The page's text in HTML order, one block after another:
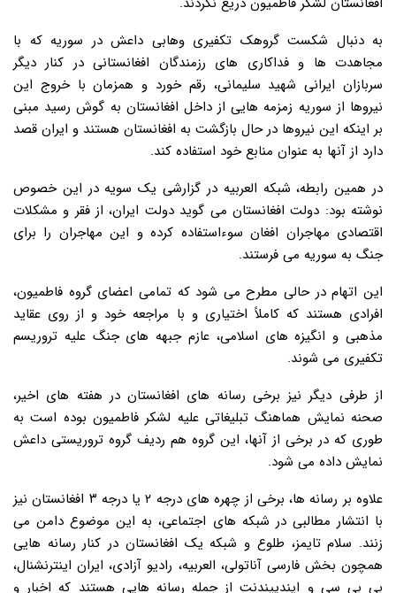
به دنبال شکست گروهک تکفیری وهابی داعش در سوریه که با
مجاهدت ها و فداکاری های رزمندگان افغانستانی در کنار دیگر
سربازان ایرانی شهید سلیمانی، رقم خورد و همزمان با خروج این
نیروها از سوریه زمزمه هایی از داخل افغانستان به گوش رسید مبنی
بر اینکه این نیروها در حال بازگشت به افغانستان هستند و ایران قصد
دارد از آنها به عنوان منابع خود استفاده کند.
در همین رابطه، شبکه العربیه در گزارشی یک سویه در این خصوص
نوشته بود: دولت افغانستان می گوید دولت ایران، از فقر و مشکلات
اقتصادی مهاجران افغان سوءاستفاده کرده و این مهاجران را برای
جنگ به سوریه می فرستند.
این اتهام در حالی مطرح می شود که تمامی اعضای گروه فاطمیون،
افرادی هستند که کاملاً اختیاری و با مراجعه خود و از روی عقاید
مذهبی و انگیزه های اسلامی، عازم جبهه های جنگ علیه تروریسم
تکفیری می شوند.
از طرفی دیگر نیز برخی رسانه های افغانستان در هفته های اخیر،
صحنه نمایش هماهنگ تبلیغاتی علیه لشکر فاطمیون بوده است به
طوری که در برخی از آنها، این گروه هم ردیف گروه تروریستی داعش
نمایش داده می شود.
علاوه بر رسانه ها، برخی از چهره های درجه ۲ یا درجه ۳ افغانستان نیز
با انتشار مطالبی در شبکه های اجتماعی، به این موضوع دامن می
زنند. سلام تایمز، طلوع و شبکه یک افغانستان در کنار رسانه هایی
همچون بخش فارسی آناتولی، العربیه، رادیو آزادی، ایران اینترنشنال،
بی بی سی و ایندیپندنت از جمله رسانه هایی هستند که اخبار و